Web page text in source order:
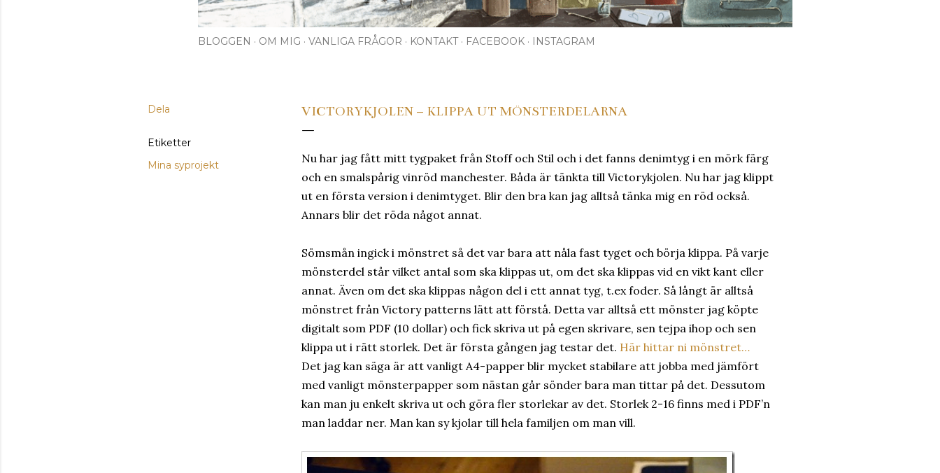
BLOGGEN OM MIG VANLIGA FRÅGOR KONTAKT FACEBOOK INSTAGRAM
Dela
Etiketter
Mina syprojekt
VICTORYKJOLEN – KLIPPA UT MÖNSTERDELARNA
Nu har jag fått mitt tygpaket från Stoff och Stil och i det fanns denimtyg i en mörk färg
och en smalspårig vinröd manchester. Båda är tänkta till Victorykjolen. Nu har jag klippt
ut en första version i denimtyget. Blir den bra kan jag alltså tänka mig en röd också.
Annars blir det röda något annat.
Sömsmån ingick i mönstret så det var bara att nåla fast tyget och börja klippa. På varje
mönsterdel står vilket antal som ska klippas ut, om det ska klippas vid en vikt kant eller
annat. Även om det ska klippas någon del i ett annat tyg, t.ex foder. Så långt är alltså
mönstret från Victory patterns lätt att förstå. Detta var alltså ett mönster jag köpte
digitalt som PDF (10 dollar) och fick skriva ut på egen skrivare, sen tejpa ihop och sen
klippa ut i rätt storlek. Det är första gången jag testar det. Här hittar ni mönstret…
Det jag kan säga är att vanligt A4-papper blir mycket stabilare att jobba med jämfört
med vanligt mönsterpapper som nästan går sönder bara man tittar på det. Dessutom
kan man ju enkelt skriva ut och göra fler storlekar av det. Storlek 2-16 finns med i PDF’n
man laddar ner. Man kan sy kjolar till hela familjen om man vill.